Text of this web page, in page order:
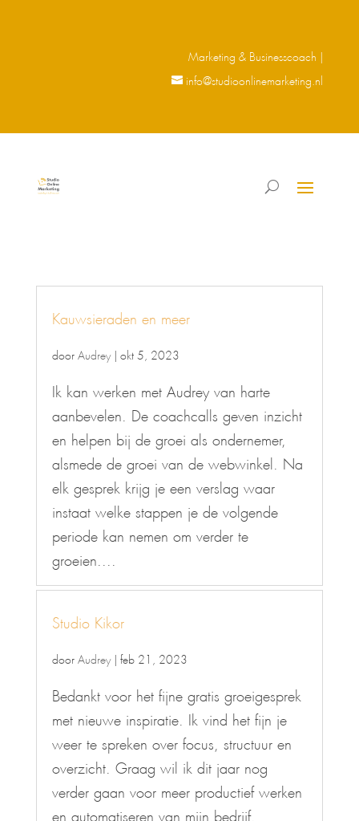
Marketing & Businesscoach |
info@studioonlinemarketing.nl
Kauwsieraden en meer
Audrey okt 5, 2023
Ik kan werken met Audrey van harte
aanbevelen. De coachcalls geven inzicht
en helpen bij de groei als ondernemer,
alsmede de groei van de webwinkel. Na
elk gesprek krijg je een verslag waar
instaat welke stappen je de volgende
periode kan nemen om verder te
groeien....
Studio Kikor
Audrey feb 21, 2023
Bedankt voor het fijne gratis groeigesprek
met nieuwe inspiratie. Ik vind het fijn je
weer te spreken over focus, structuur en
overzicht. Graag wil ik dit jaar nog
verder gaan voor meer productief werken
en automatiseren van mijn bedrijf.